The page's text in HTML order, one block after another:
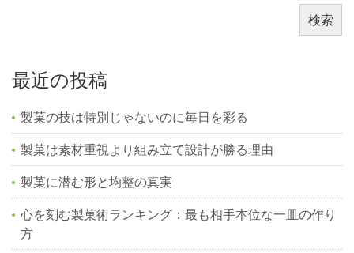
検索
最近の投稿
製菓の技は特別じゃないのに毎日を彩る
製菓は素材重視より組み立て設計が勝る理由
製菓に潜む形と均整の真実
心を刻む製菓術ランキング：最も相手本位な一皿の作り
方